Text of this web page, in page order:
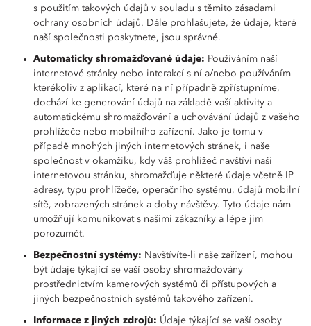
s použitím takových údajů v souladu s těmito zásadami
ochrany osobních údajů. Dále prohlašujete, že údaje, které
naší společnosti poskytnete, jsou správné.
Automaticky shromažďované údaje: Používáním naší
internetové stránky nebo interakcí s ní a/nebo používáním
kterékoliv z aplikací, které na ní případně zpřístupníme,
dochází ke generování údajů na základě vaší aktivity a
automatickému shromažďování a uchovávání údajů z vašeho
prohlížeče nebo mobilního zařízení. Jako je tomu v
případě mnohých jiných internetových stránek, i naše
společnost v okamžiku, kdy váš prohlížeč navštíví naši
internetovou stránku, shromažďuje některé údaje včetně IP
adresy, typu prohlížeče, operačního systému, údajů mobilní
sítě, zobrazených stránek a doby návštěvy. Tyto údaje nám
umožňují komunikovat s našimi zákazníky a lépe jim
porozumět.
Bezpečnostní systémy: Navštívíte-li naše zařízení, mohou
být údaje týkající se vaší osoby shromažďovány
prostřednictvím kamerových systémů či přístupových a
jiných bezpečnostních systémů takového zařízení.
Informace z jiných zdrojů: Údaje týkající se vaší osoby